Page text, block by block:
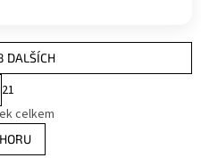
O
v
l
DALŠÍCH
t
r
á
n
21
celkem